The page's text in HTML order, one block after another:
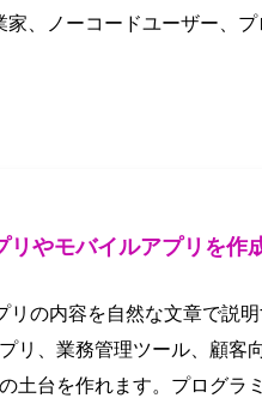
、ノーコードユーザー、
やモバイルアプリを作
の内容を自然な文章で説
リ、業務管理ツール、顧客
土台を作れます。プログ